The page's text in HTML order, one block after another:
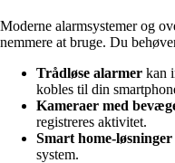
Moderne alarmsystemer og
nemmere at bruge. Du
Trådløse alarmer kan
kobles til din
Kameraer med
registreres aktivitet.
Smart home-løsninger
system.